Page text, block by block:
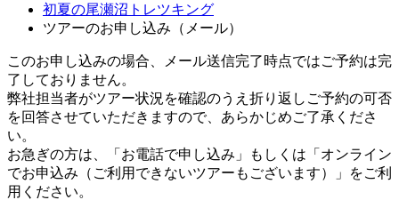
初夏の尾瀬沼トレツキング
ツアーのお申し込み（メール）
このお申し込みの場合、メール送信完了時点ではご予約は完
了しておりません。
弊社担当者がツアー状況を確認のうえ折り返しご予約の可否
を回答させていただきますので、あらかじめご了承くださ
い。
お急ぎの方は、「お電話で申し込み」もしくは「オンライン
でお申込み（ご利用できないツアーもございます）」をご利
用ください。